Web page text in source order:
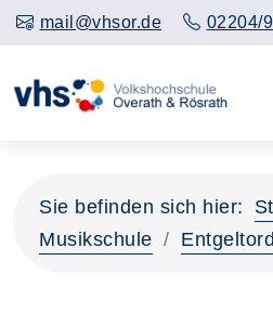
mail@vhsor.de 02204/
Sie befinden sich hier:
Musikschule